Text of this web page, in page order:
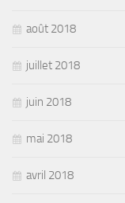
août 2018
juillet 2018
juin 2018
mai 2018
avril 2018